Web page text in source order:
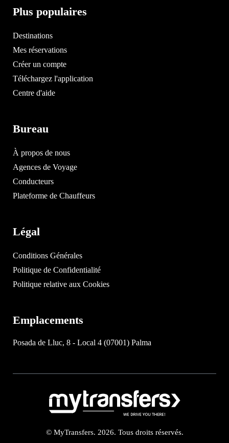
Plus populaires
Destinations
Mes réservations
Créer un compte
Téléchargez l'application
Centre d'aide
Bureau
À propos de nous
Agences de Voyage
Conducteurs
Plateforme de Chauffeurs
Légal
Conditions Générales
Politique de Confidentialité
Politique relative aux Cookies
Emplacements
Posada de Lluc, 8 - Local 4 (07001) Palma
© MyTransfers. 2026. Tous droits réservés.